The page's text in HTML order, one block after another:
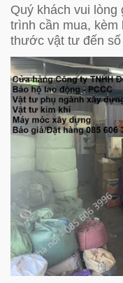
Quý khách vui
trình cần mua,
thước vật tư đến số